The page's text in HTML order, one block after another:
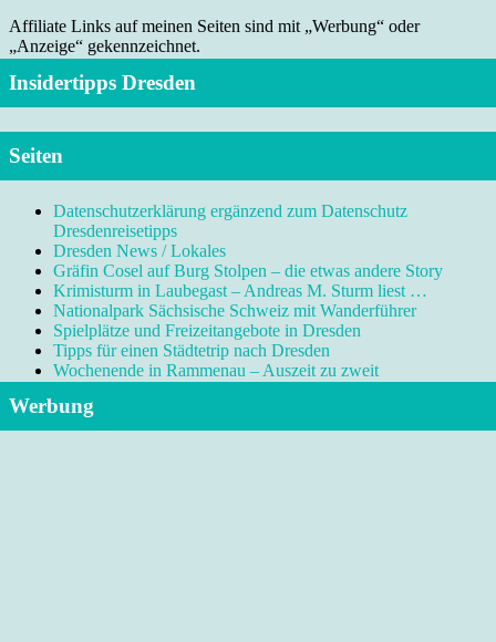
Affiliate Links auf meinen Seiten sind mit „Werbung“ oder
„Anzeige“ gekennzeichnet.
Insidertipps Dresden
Seiten
Datenschutzerklärung ergänzend zum Datenschutz
Dresdenreisetipps
Dresden News / Lokales
Gräfin Cosel auf Burg Stolpen – die etwas andere Story
Krimisturm in Laubegast – Andreas M. Sturm liest …
Nationalpark Sächsische Schweiz mit Wanderführer
Spielplätze und Freizeitangebote in Dresden
Tipps für einen Städtetrip nach Dresden
Wochenende in Rammenau – Auszeit zu zweit
Werbung